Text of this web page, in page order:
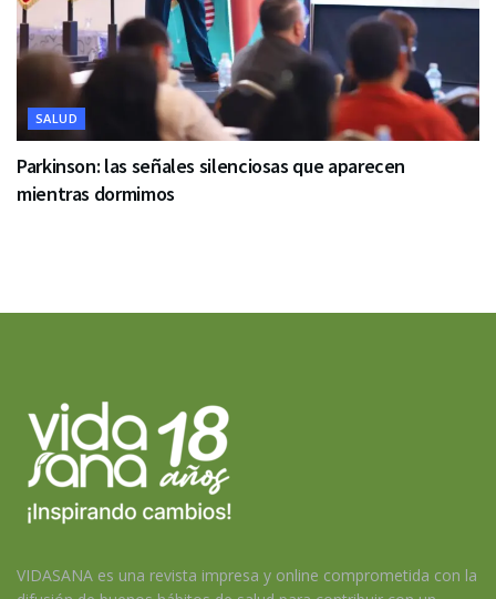
SALUD
Parkinson: las señales silenciosas que aparecen
mientras dormimos
VIDASANA es una revista impresa y online comprometida con la